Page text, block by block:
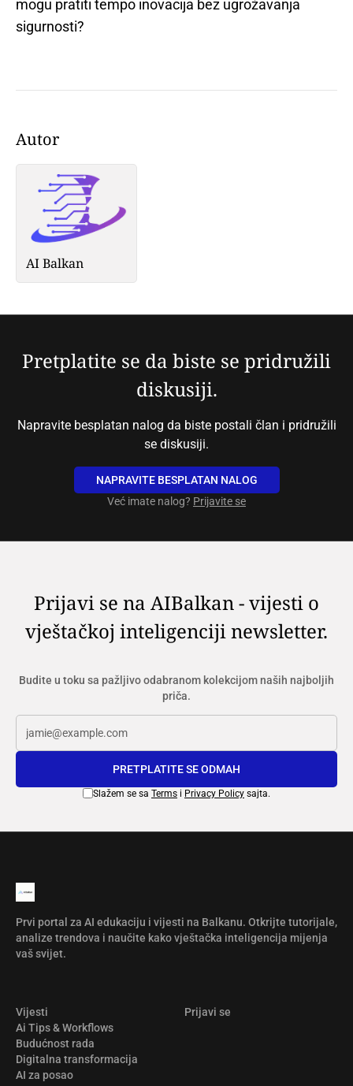
mogu pratiti tempo inovacija bez ugrožavanja
sigurnosti?
Autor
AI Balkan
Pretplatite se da biste se pridružili
diskusiji.
Napravite besplatan nalog da biste postali član i pridružili
se diskusiji.
NAPRAVITE BESPLATAN NALOG
Već imate nalog? Prijavite se
Prijavi se na AIBalkan - vijesti o
vještačkoj inteligenciji newsletter.
Budite u toku sa pažljivo odabranom kolekcijom naših najboljih
priča.
PRETPLATITE SE ODMAH
Slažem se sa Terms i Privacy Policy sajta.
Prvi portal za AI edukaciju i vijesti na Balkanu. Otkrijte tutorijale,
analize trendova i naučite kako vještačka inteligencija mijenja
vaš svijet.
Vijesti
Ai Tips & Workflows
Budućnost rada
Digitalna transformacija
AI za posao
Prijavi se